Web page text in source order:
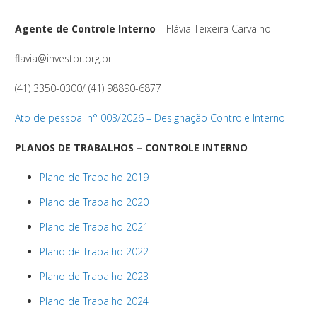
Agente de Controle Interno | Flávia Teixeira Carvalho
flavia@investpr.org.br
(41) 3350-0300/ (41) 98890-6877
Ato de pessoal n° 003/2026 – Designação Controle Interno
PLANOS DE TRABALHOS – CONTROLE INTERNO
Plano de Trabalho 2019
Plano de Trabalho 2020
Plano de Trabalho 2021
Plano de Trabalho 2022
Plano de Trabalho 2023
​​​​​​​Plano de Trabalho 2024